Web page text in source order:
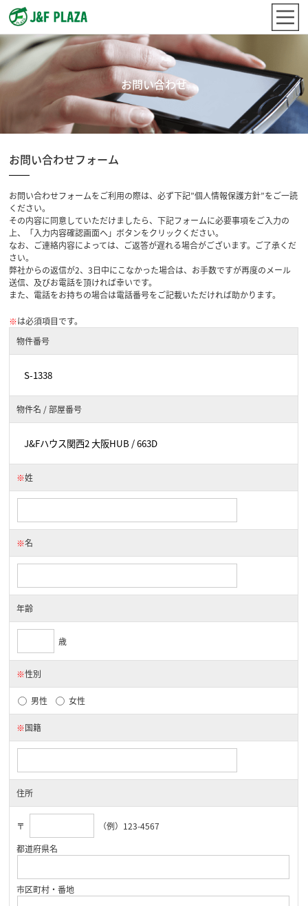
お問い合わせ
お問い合わせフォーム
お問い合わせフォームをご利用の際は、必ず下記”個人情報保護方針”をご一読
ください。
その内容に同意していただけましたら、下記フォームに必要事項をご入力の
上、「入力内容確認画面へ」ボタンをクリックください。
なお、ご連絡内容によっては、ご返答が遅れる場合がございます。ご了承くだ
さい。
弊社からの返信が2、3日中にこなかった場合は、お手数ですが再度のメール
送信、及びお電話を頂ければ幸いです。
また、電話をお持ちの場合は電話番号をご記載いただければ助かります。
※は必須項目です。
物件番号
物件名 / 部屋番号
※姓
※名
年齢
歳
※性別
男性 女性
※国籍
住所
〒
（例）123-4567
都道府県名
市区町村・番地